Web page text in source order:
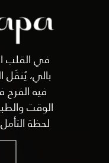
في القلب
بالي، يُنقَل
فيه
الوقت
لحظة